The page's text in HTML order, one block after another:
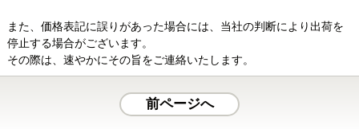
また、価格表記に誤りがあった場合には、当社の判断により出荷を
停止する場合がございます。
その際は、速やかにその旨をご連絡いたします。
前ページへ